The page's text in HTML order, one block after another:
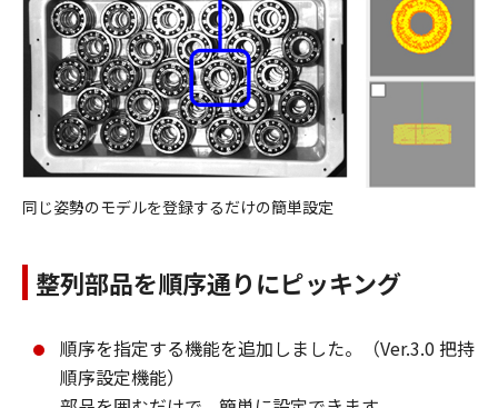
同じ姿勢のモデルを登録するだけの簡単設定
整列部品を順序通りにピッキング
順序を指定する機能を追加しました。（Ver.3.0 把持
順序設定機能）